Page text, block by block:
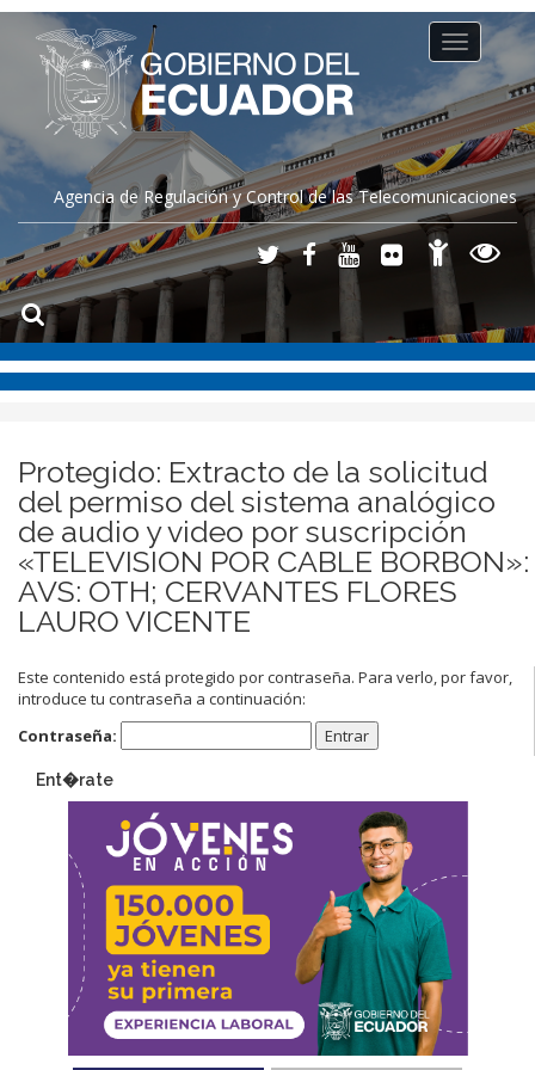
Agencia de Regulación y Control de las Telecomunicaciones
Toggle
navigation
Protegido: Extracto de la solicitud
del permiso del sistema analógico
de audio y video por suscripción
«TELEVISION POR CABLE BORBON»:
AVS: OTH; CERVANTES FLORES
LAURO VICENTE
Este contenido está protegido por contraseña. Para verlo, por favor,
introduce tu contraseña a continuación:
Contraseña:
Ent�rate